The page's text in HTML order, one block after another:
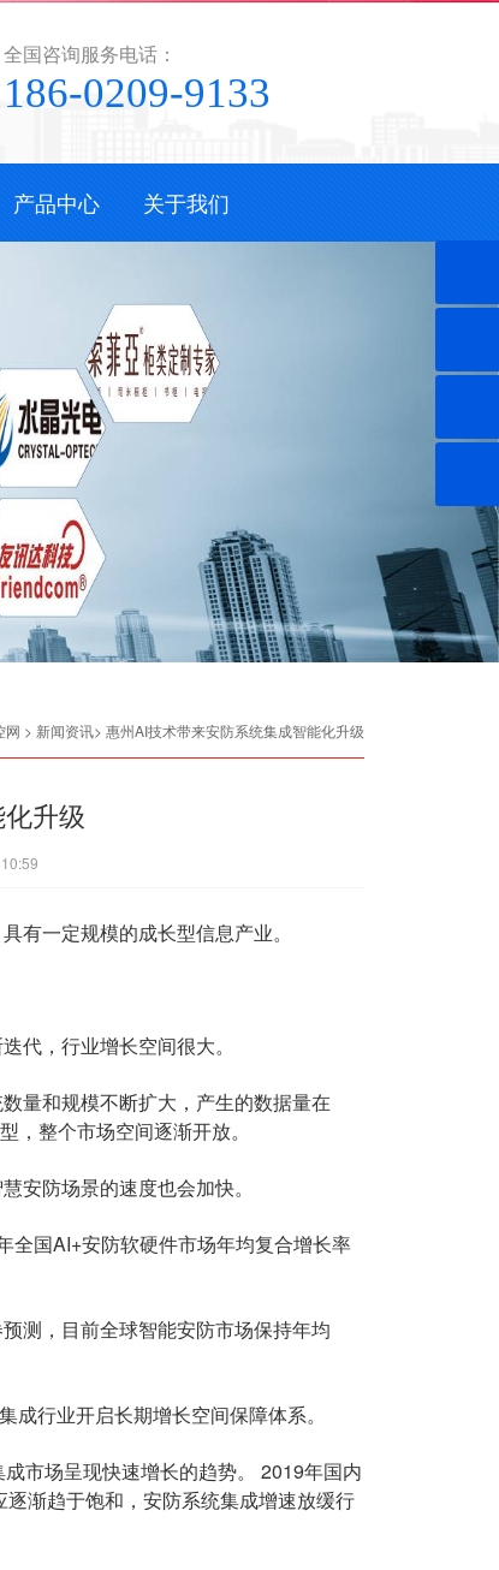
全国咨询服务电话：
186-0209-9133
产品中心 关于我们
网 > 新闻资讯> 惠州AI技术带来安防系统集成智能化升级
升级
有一定规模的成长型信息产业。
代，行业增长空间很大。
量和规模不断扩大，产生的数据量在
，整个市场空间逐渐开放。
防场景的速度也会加快。
国AI+安防软硬件市场年均复合增长率
测，目前全球智能安防市场保持年均
行业开启长期增长空间保障体系。
市场呈现快速增长的趋势。 2019年国内
渐趋于饱和，安防系统集成增速放缓行